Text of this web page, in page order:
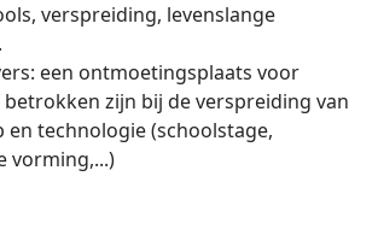
verspreiding, levenslange
een ontmoetingsplaats voor
betrokken zijn bij de verspreiding van
en technologie (schoolstage,
vorming,...)